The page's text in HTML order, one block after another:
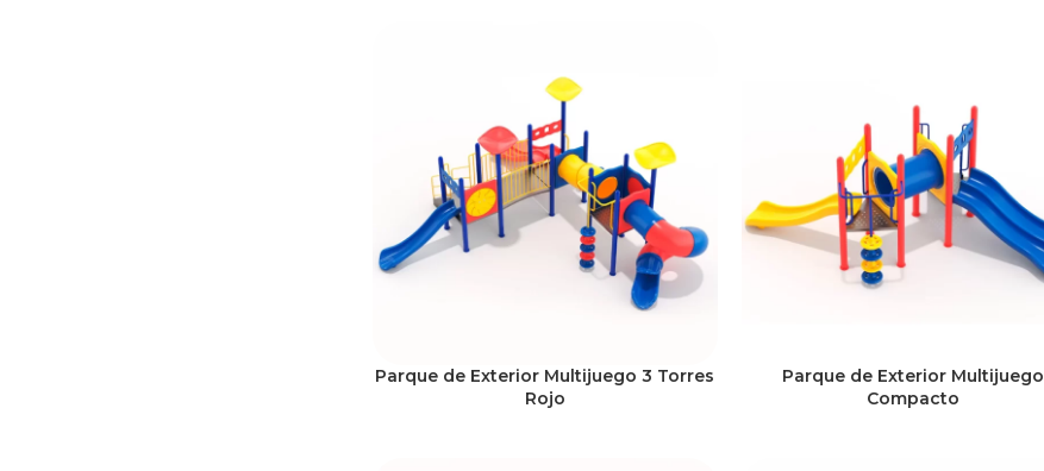
Parque de Exterior Multijuego 3 Torres
Rojo
Parque de Exterior Multijuego
Compacto